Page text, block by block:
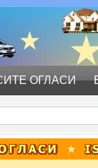
ОГЛАСИ